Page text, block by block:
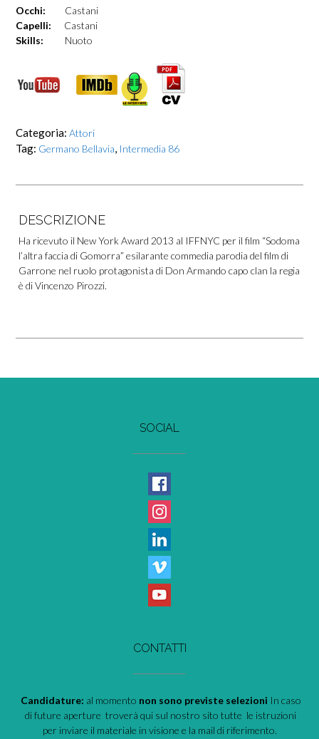
Occhi: Castani
Capelli: Castani
Skills: Nuoto
Categoria: Attori
Tag: Germano Bellavia, Intermedia 86
DESCRIZIONE
Ha ricevuto il New York Award 2013 al IFFNYC per il film “Sodoma
l’altra faccia di Gomorra” esilarante commedia parodia del film di
Garrone nel ruolo protagonista di Don Armando capo clan la regia
è di Vincenzo Pirozzi.
SOCIAL
CONTATTI
Candidature: al momento non sono previste selezioni In caso
di future aperture troverà qui sul nostro sito tutte le istruzioni
per inviare il materiale in visione e la mail di riferimento.